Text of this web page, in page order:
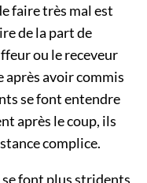
faire très mal est
de la part de
ou le receveur
après avoir commis
se font entendre
après le coup, ils
complice.
font plus stridents